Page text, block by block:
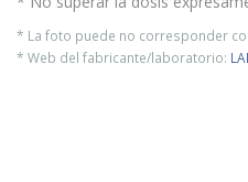
* La foto puede no corresponder
* Web del fabricante/laboratorio: